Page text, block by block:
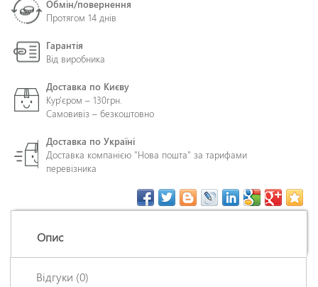
Обмін/повернення
Протягом 14 днів
Гарантія
Від виробника
Доставка по Києву
Кур'єром – 130грн.
Самовивіз – безкоштовно
Доставка по Україні
Доставка компанією "Нова пошта" за тарифами
перевізника
Опис
Відгуки (0)